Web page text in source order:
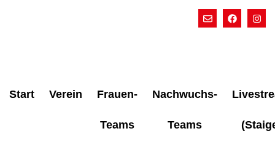
Start Verein Frauen-
Teams
Nachwuchs-
Teams